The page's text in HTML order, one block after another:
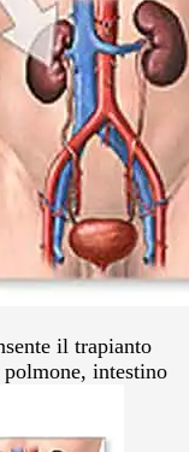
il trapianto
intestino